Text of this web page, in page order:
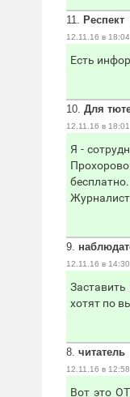
11. Респект
12.11.16 в 18:04
Есть
10. Для
12.11.16 в 18:01
Я -
9.
12.11.16 в 14:30
хотят по
8. читатель
12.11.16 в 12:58
Вот это